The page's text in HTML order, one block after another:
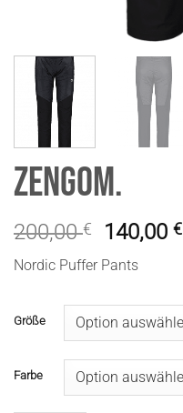
ZengoM.
200,00€ 140,00€
Nordic Puffer Pants
Größe
Farbe